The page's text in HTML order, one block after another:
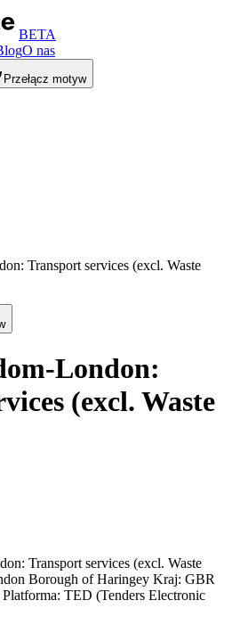
BETA
O nas
Przełącz motyw
Transport services (excl. Waste
London:
(excl. Waste
Transport services (excl. Waste
Borough of Haringey Kraj: GBR
TED (Tenders Electronic